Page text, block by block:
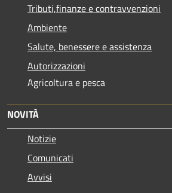
Tributi,finanze e contravvenzioni
Ambiente
Salute, benessere e assistenza
Autorizzazioni
Agricoltura e pesca
NOVITÀ
Notizie
Comunicati
Avvisi